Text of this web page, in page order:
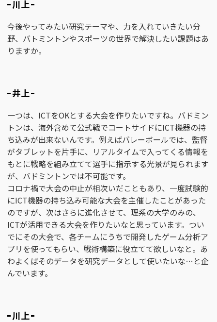
川上
今後やってみたい研究テーマや、力を入れていきたい分
野、バトミントンやスポーツの世界で解決したい課題はあ
りますか。
井上
一つは、ICTをOKとする大会を作りたいですね。バドミン
トンは、海外含めて公式戦でコートサイドにICT機器の持
ち込みが出来ないんです。例えばバレーボールでは、監督
がタブレットを片手に、リアルタイムで入ってくる情報を
もとに戦略を組み立てて選手に指示する光景が見られます
が、バドミントンでは不可能です。
コロナ禍で大会の中止が相次いだこともあり、一度試験的
にICT機器の持ち込み可能な大会を主催したことがあった
のですが、次はさらに進化させて、理系の大学のみの、
ICTが活用できる大会を作りたいなと思っています。つい
でにその大会で、各チームにうちで開発したゲーム分析ア
プリを使ってもらい、戦術構築に役立てて欲しいなと。あ
わよくばそのデータを研究データとして使いたいな…と企
んでいます。
川上